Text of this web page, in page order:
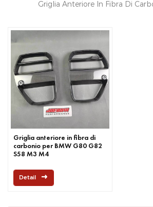
Griglia anteriore in fibra di
carbonio per BMW G80 G82
S58 M3 M4
Detail